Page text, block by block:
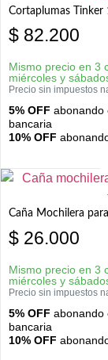
Cortaplumas
$ 82.200
Mismo precio en 3
miércoles y
Precio sin impuestos
5% OFF abonando
bancaria
10% OFF
Caña Mochilera
$ 26.000
Mismo precio en 3
miércoles y
Precio sin impuestos
5% OFF abonando
bancaria
10% OFF